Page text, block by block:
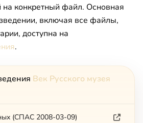
на конкретный файл. Основная
включая все файлы,
доступна на
.
Век Русского музея
(СПАС 2008-03-09)